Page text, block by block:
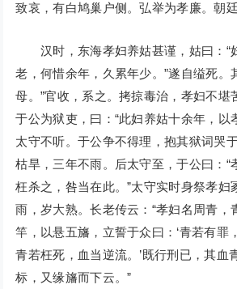
致哀，有白鸠巢户侧。弘举为孝廉。朝
汉时，东海孝妇养姑甚谨，姑曰：“
老，何惜余年，久累年少。”遂自缢死。
母。”官收，系之。拷掠毒治，孝妇不堪
于公为狱吏，曰：“此妇养姑十余年，以
太守不听。于公争不得理，抱其狱词哭
枯旱，三年不雨。后太守至，于公曰：“
枉杀之，咎当在此。”太守实时身祭孝妇
雨，岁大熟。长老传云：“孝妇名周青，
竿，以悬五旛，立誓于众曰：‘青若有罪
青若枉死，血当逆流。’既行刑已，其血
标，又缘旛而下云。”